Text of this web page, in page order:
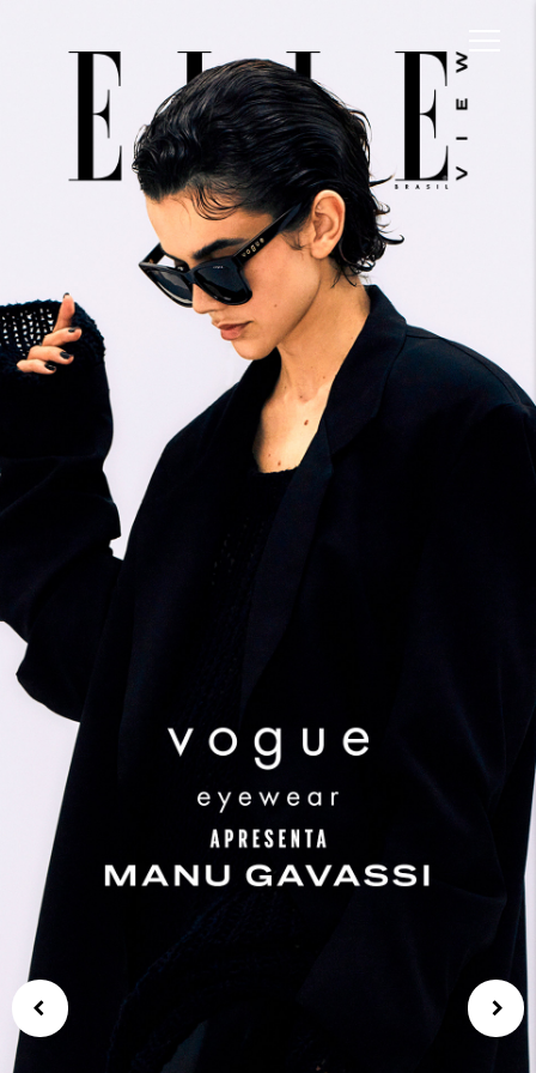
Capa 3 Índice